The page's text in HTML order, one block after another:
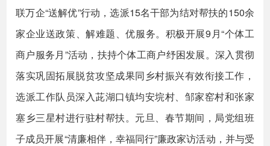
联万企“送解优”行动，选派15名干部为结对帮扶的150余
家企业送政策、解难题、优服务。积极开展9月“个体工
商户服务月”活动，扶持个体工商户纾困发展。深入贯彻
落实巩固拓展脱贫攻坚成果同乡村振兴有效衔接工作，
选派工作队员深入茈湖口镇均安垸村、邹家窑村和张家
塞乡三星村进行驻村帮扶。元旦、春节期间，局党组班
子成员开展“清廉相伴，幸福同行”廉政家访活动，并与受